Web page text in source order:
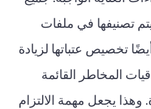
تصنيفها في ملفات
تخصيص عتباتها لزيادة
المخاطر القائمة
يجعل مهمة الالتزام